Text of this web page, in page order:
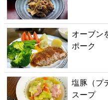
オーブン
ポーク
塩豚（プ
スープ